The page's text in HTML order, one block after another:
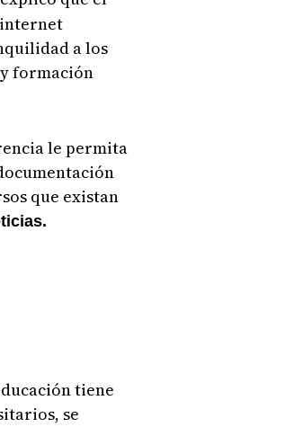
a los
formación
le permita
que existan
tiene
se